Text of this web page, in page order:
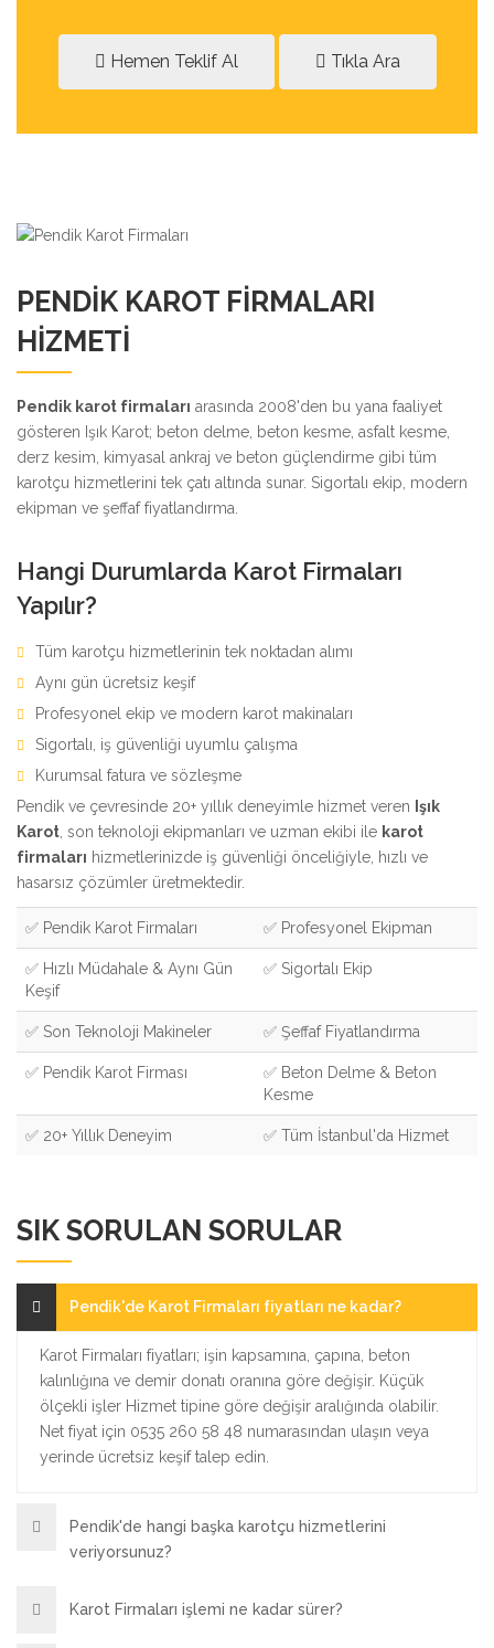
Hemen Teklif Al Tıkla Ara
PENDIK KAROT FIRMALARI
HIZMETI
Pendik karot firmaları arasında 2008'den bu yana faaliyet
gösteren Işık Karot; beton delme, beton kesme, asfalt kesme,
derz kesim, kimyasal ankraj ve beton güçlendirme gibi tüm
karotçu hizmetlerini tek çatı altında sunar. Sigortalı ekip, modern
ekipman ve şeffaf fiyatlandırma.
Hangi Durumlarda Karot Firmaları
Yapılır?
Tüm karotçu hizmetlerinin tek noktadan alımı
Aynı gün ücretsiz keşif
Profesyonel ekip ve modern karot makinaları
Sigortalı, iş güvenliği uyumlu çalışma
Kurumsal fatura ve sözleşme
Pendik ve çevresinde 20+ yıllık deneyimle hizmet veren Işık
Karot , son teknoloji ekipmanları ve uzman ekibi ile karot
firmaları hizmetlerinizde iş güvenliği önceliğiyle, hızlı ve
hasarsız çözümler üretmektedir.
✅ Pendik Karot Firmaları ✅ Profesyonel Ekipman
✅ Hızlı Müdahale & Aynı Gün
Keşif
✅ Sigortalı Ekip
✅ Son Teknoloji Makineler ✅ Şeffaf Fiyatlandırma
✅ Pendik Karot Firması
✅ Beton Delme & Beton
Kesme
✅ 20+ Yıllık Deneyim ✅ Tüm İstanbul'da Hizmet
SIK SORULAN SORULAR
Pendik'de Karot Firmaları fiyatları ne kadar?
Karot Firmaları fiyatları; işin kapsamına, çapına, beton
kalınlığına ve demir donatı oranına göre değişir. Küçük
ölçekli işler Hizmet tipine göre değişir aralığında olabilir.
Net fiyat için 0535 260 58 48 numarasından ulaşın veya
yerinde ücretsiz keşif talep edin.
Pendik'de hangi başka karotçu hizmetlerini
veriyorsunuz?
Karot Firmaları işlemi ne kadar sürer?